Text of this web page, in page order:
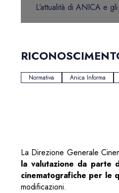
L’attualità di ANICA e
Normativa Anica Informa
La Direzione Generale
la valutazione da parte
cinematografiche per le
modificazioni.